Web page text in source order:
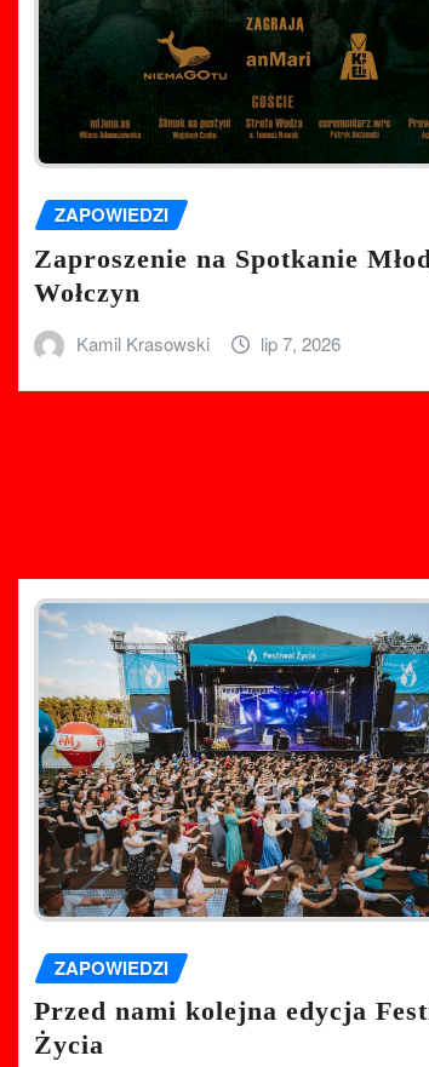
ZAPOWIEDZI
Zaproszenie na Spotkanie
Wołczyn
Kamil Krasowski lip 7, 2026
ZAPOWIEDZI
Przed nami kolejna edycja
Życia